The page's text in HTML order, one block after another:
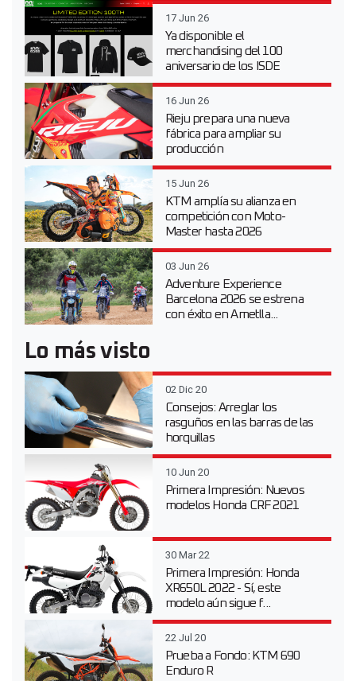
17 Jun 26
Ya disponible el
merchandising del 100
aniversario de los ISDE
16 Jun 26
Rieju prepara una nueva
fábrica para ampliar su
producción
15 Jun 26
KTM amplía su alianza en
competición con Moto-
Master hasta 2026
03 Jun 26
Adventure Experience
Barcelona 2026 se estrena
con éxito en Ametlla...
Lo más visto
02 Dic 20
Consejos: Arreglar los
rasguños en las barras de las
horquillas
10 Jun 20
Primera Impresión: Nuevos
modelos Honda CRF 2021
30 Mar 22
Primera Impresión: Honda
XR650L 2022 - Sí, este
modelo aún sigue f...
22 Jul 20
Prueba a Fondo: KTM 690
Enduro R